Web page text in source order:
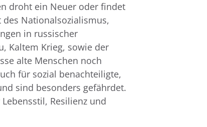
droht ein Neuer oder findet
Nationalsozialismus,
in russischer
Kaltem Krieg, sowie der
alte Menschen noch
für sozial benachteiligte,
sind besonders gefährdet.
Resilienz und